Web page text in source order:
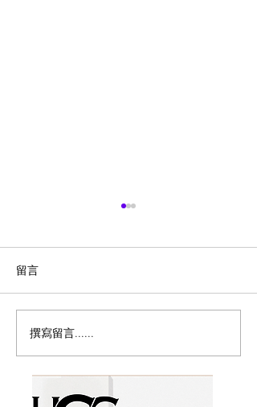
味千拉面Ajisen Ramen推
出$12.99熊本经典套餐，
儿童餐免费吃到9月底
留言
撰寫留言......